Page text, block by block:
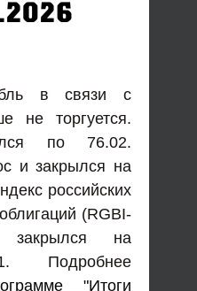
в связи с
не торгуется.
по 76.02.
и закрылся на
российских
(RGBI-
на
Подробнее
"Итоги